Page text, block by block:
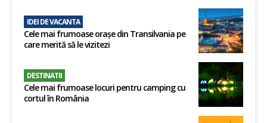
IDEI DE VACANTA
Cele mai frumoase orașe din Transilvania pe
care merită să le vizitezi
DESTINATII
Cele mai frumoase locuri pentru camping cu
cortul în România